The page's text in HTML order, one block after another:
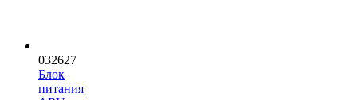
032627
Блок
питания